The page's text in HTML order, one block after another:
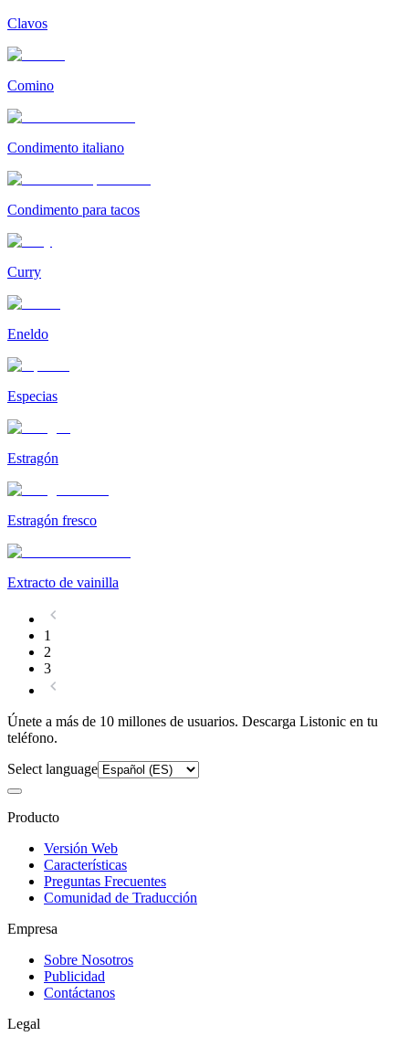
Clavos
Comino
Condimento italiano
Condimento para tacos
Curry
Eneldo
Especias
Estragón
Estragón fresco
Extracto de vainilla
1
2
3
Únete a más de 10 millones de usuarios. Descarga Listonic en tu
teléfono.
Select language
Producto
Versión Web
Características
Preguntas Frecuentes
Comunidad de Traducción
Empresa
Sobre Nosotros
Publicidad
Contáctanos
Legal